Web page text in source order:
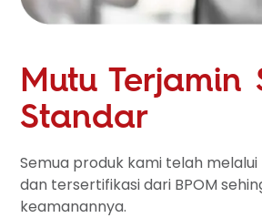
Mutu Terjamin
Standar
Semua produk kami telah
dan tersertifikasi dari BPOM
keamanannya.